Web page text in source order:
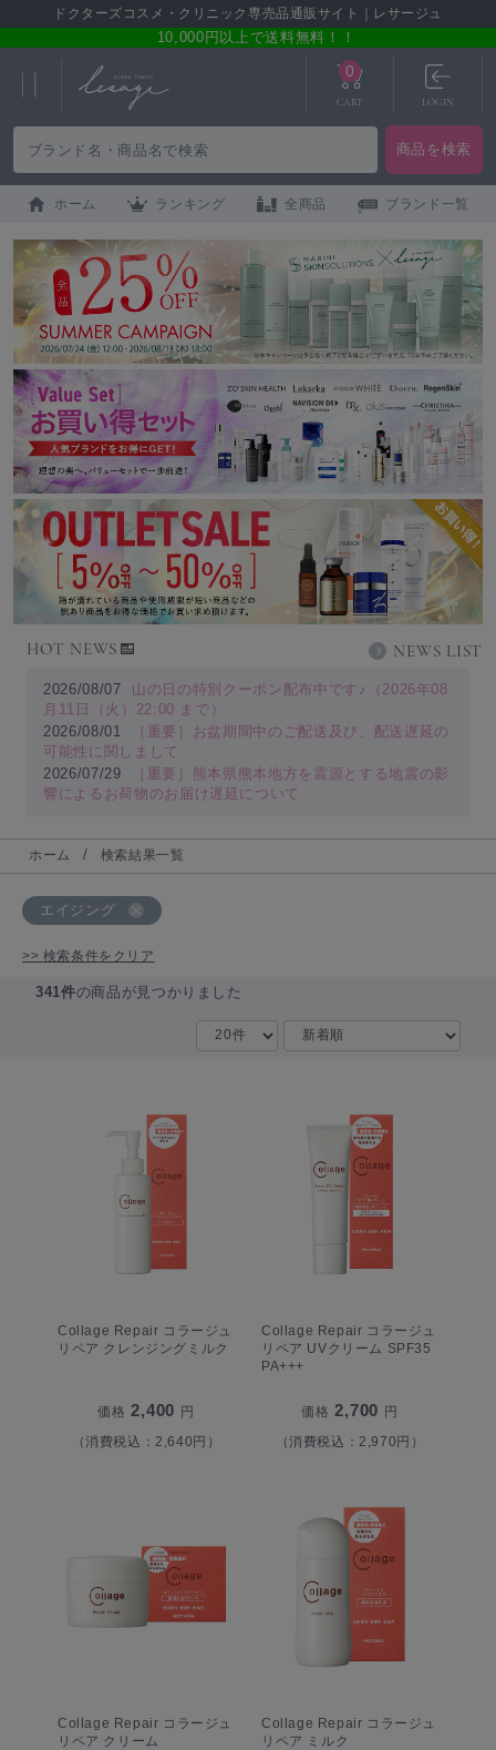
ドクターズコスメ・クリニック専売品通販サイト｜レサージュ
10,000円以上で送料無料！！
0
CART LOGIN
ホーム ランキング 全商品 ブランド一覧
HOT NEWS NEWS LIST
2026/08/07
山の日の特別クーポン配布中です♪（2026年08
月11日（火）22:00 まで）
2026/08/01
［重要］お盆期間中のご配送及び、配送遅延の
可能性に関しまして
2026/07/29
［重要］熊本県熊本地方を震源とする地震の影
響によるお荷物のお届け遅延について
ホーム 検索結果一覧
エイジング
>> 検索条件をクリア
341件の商品が見つかりました
Collage Repair コラージュ
リペア クレンジングミルク
価格 2,400 円
（消費税込：2,640円）
Collage Repair コラージュ
リペア UVクリーム SPF35
PA+++
価格 2,700 円
（消費税込：2,970円）
Collage Repair コラージュ
リペア クリーム
Collage Repair コラージュ
リペア ミルク